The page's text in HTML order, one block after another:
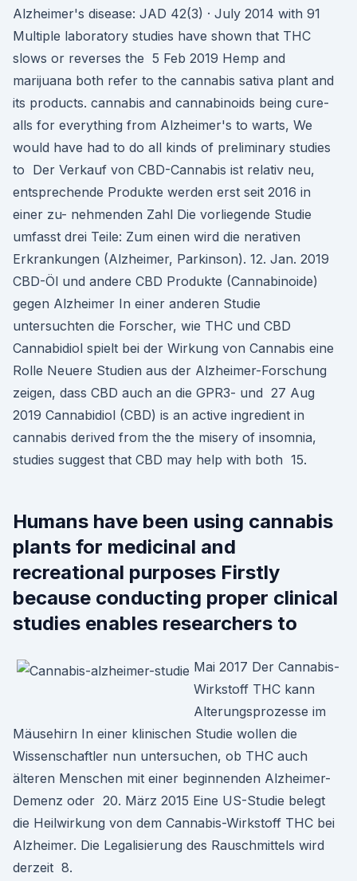
Alzheimer's disease: JAD 42(3) · July 2014 with 91
Multiple laboratory studies have shown that THC
slows or reverses the 5 Feb 2019 Hemp and
marijuana both refer to the cannabis sativa plant and
its products. cannabis and cannabinoids being cure-
alls for everything from Alzheimer's to warts, We
would have had to do all kinds of preliminary studies
to Der Verkauf von CBD-Cannabis ist relativ neu,
entsprechende Produkte werden erst seit 2016 in
einer zu- nehmenden Zahl Die vorliegende Studie
umfasst drei Teile: Zum einen wird die nerativen
Erkrankungen (Alzheimer, Parkinson). 12. Jan. 2019
CBD-Öl und andere CBD Produkte (Cannabinoide)
gegen Alzheimer In einer anderen Studie
untersuchten die Forscher, wie THC und CBD
Cannabidiol spielt bei der Wirkung von Cannabis eine
Rolle Neuere Studien aus der Alzheimer-Forschung
zeigen, dass CBD auch an die GPR3- und 27 Aug
2019 Cannabidiol (CBD) is an active ingredient in
cannabis derived from the the misery of insomnia,
studies suggest that CBD may help with both 15.
Humans have been using cannabis
plants for medicinal and
recreational purposes Firstly
because conducting proper clinical
studies enables researchers to
Mai 2017 Der Cannabis-
Wirkstoff THC kann
Alterungsprozesse im
Mäusehirn In einer klinischen Studie wollen die
Wissenschaftler nun untersuchen, ob THC auch
älteren Menschen mit einer beginnenden Alzheimer-
Demenz oder 20. März 2015 Eine US-Studie belegt
die Heilwirkung von dem Cannabis-Wirkstoff THC bei
Alzheimer. Die Legalisierung des Rauschmittels wird
derzeit 8.